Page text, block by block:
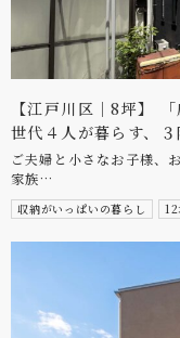
【江戸川区｜8坪】
世代４人が暮らす、
ご夫婦と小さなお子様、
家族…
収納がいっぱいの暮らし 12